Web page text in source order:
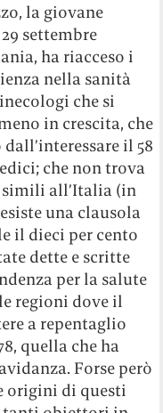
la giovane
settembre
ha riacceso i
nella sanità
che si
in crescita, che
il 58
che non trova
all’Italia (in
una clausola
il dieci per cento
dette e scritte
per la salute
regioni dove il
a repentaglio
quella che ha
Forse però
origini di questi